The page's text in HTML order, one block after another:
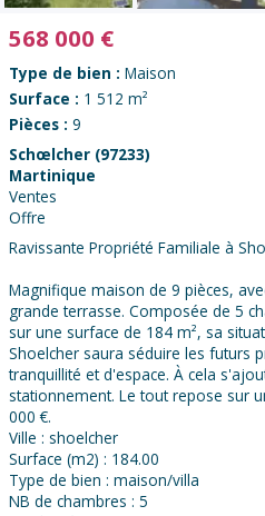
568 000 €
Type de bien : Maison
Surface : 1 512 m²
Pièces : 9
Schœlcher (97233)
Martinique
Ventes
Offre
Ravissante Propriété Familiale à
Magnifique maison de 9 pièces,
grande terrasse. Composée de 5
sur une surface de 184 m², sa
Shoelcher saura séduire les futurs
tranquillité et d'espace. À cela
stationnement. Le tout repose sur
000 €.
Ville : shoelcher
Surface (m2) : 184.00
Type de bien : maison/villa
NB de chambres : 5